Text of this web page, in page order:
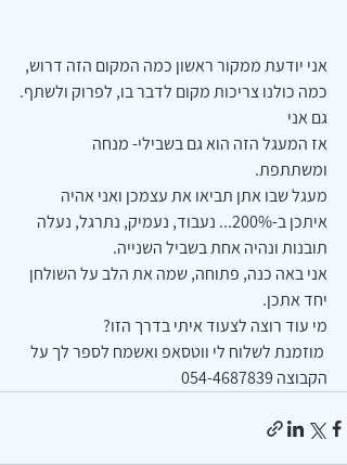
אני יודעת ממקור ראשון כמה המקום הזה דרוש,
כמה כולנו צריכות מקום לדבר בו, לפרוק ולשתף.
גם אני
אז המעגל הזה הוא גם בשבילי- מנחה
ומשתתפת.
מעגל שבו אתן תביאו את עצמכן ואני אהיה
איתכן ב-200%... נעבוד, נעמיק, נתרגל, נעלה
תובנות ונהיה אחת בשביל השנייה.
אני באה כנה, פתוחה, שמה את הלב על השולחן
יחד אתכן.
מי עוד רוצה לצעוד איתי בדרך הזו?
מוזמנת לשלוח לי ווטסאפ ואשמח לספר לך על
הקבוצה 054-4687839